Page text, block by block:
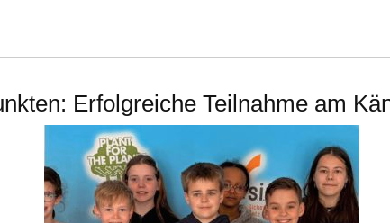
Erfolgreiche Teilnahme am